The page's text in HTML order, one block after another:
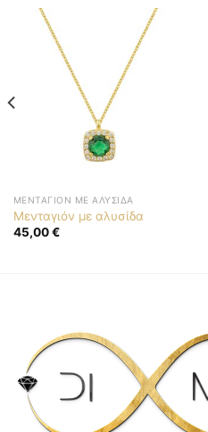
ΜΕΝΤΑΓΙΌΝ ΜΕ ΑΛΥΣΊΔΑ
Μενταγιόν με αλυσίδα
45,00€